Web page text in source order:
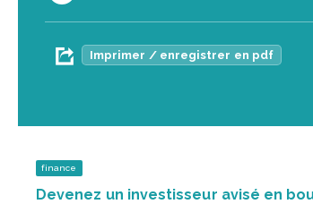
Imprimer / enregistrer en pdf
finance
Devenez un investisseur avisé en